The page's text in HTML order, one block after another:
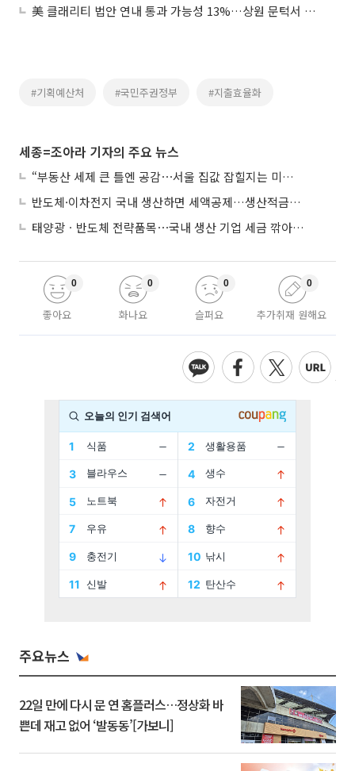
美 클래리티 법안 연내 통과 가능성 13%…상원 문턱서 제동
#기획예산처 #국민주권정부 #지출효율화
세종=조아라 기자의 주요 뉴스
“부동산 세제 큰 틀엔 공감⋯서울 집값 잡힐지는 미지수”
반도체·이차전지 국내 생산하면 세액공제…생산적금융 ISA 신설
태양광ㆍ반도체 전략품목⋯국내 생산 기업 세금 깎아준다
좋아요
0
화나요
0
슬퍼요
0
추가취재 원해요
0
주요뉴스
22일 만에 다시 문 연 홈플러스…정상화 바
쁜데 재고 없어 ‘발동동’[가보니]